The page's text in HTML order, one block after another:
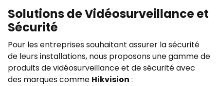
Solutions de Vidéosurveillance et
Sécurité
Pour les entreprises souhaitant assurer la sécurité
de leurs installations, nous proposons une gamme de
produits de vidéosurveillance et de sécurité avec
des marques comme Hikvision :